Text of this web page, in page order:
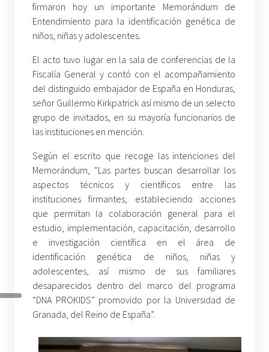
firmaron hoy un importante Memorándum de
Entendimiento para la identificación genética de
niños, niñas y adolescentes.
El acto tuvo lugar en la sala de conferencias de la
Fiscalía General y contó con el acompañamiento
del distinguido embajador de España en Honduras,
señor Guillermo Kirkpatrick así mismo de un selecto
grupo de invitados, en su mayoría funcionarios de
las instituciones en mención.
Según el escrito que recoge las intenciones del
Memorándum, “Las partes buscan desarrollar los
aspectos técnicos y científicos entre las
instituciones firmantes, estableciendo acciones
que permitan la colaboración general para el
estudio, implementación, capacitación, desarrollo
e investigación científica en el área de
identificación genética de niños, niñas y
adolescentes, así mismo de sus familiares
desaparecidos dentro del marco del programa
“DNA PROKIDS” promovido por la Universidad de
Granada, del Reino de España”.